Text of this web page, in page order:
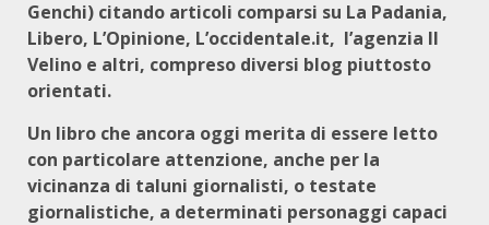
Genchi) citando articoli comparsi su La Padania,
Libero, L’Opinione, L’occidentale.it, l’agenzia Il
Velino e altri, compreso diversi blog piuttosto
orientati.
Un libro che ancora oggi merita di essere letto
con particolare attenzione, anche per la
vicinanza di taluni giornalisti, o testate
giornalistiche, a determinati personaggi capaci